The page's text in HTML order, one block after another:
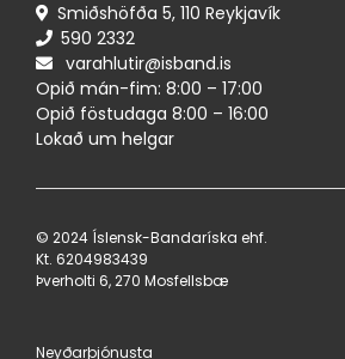
Smiðshöfða 5, 110 Reykjavík
590 ​2332
varahlutir@isband.is
Opið mán-fim: 8:00 – 17:00
Opið föstudaga 8:00 – 16:00
Lokað um helgar
© 2024 Íslensk-Bandaríska ehf.
Kt. 620498​3439
Þverholti 6, 270 Mosfellsbæ
Neyðarþjónusta